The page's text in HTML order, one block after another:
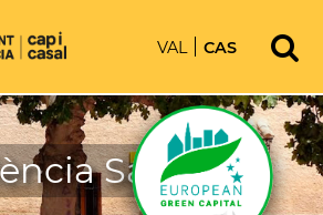
VAL CAS
Salud